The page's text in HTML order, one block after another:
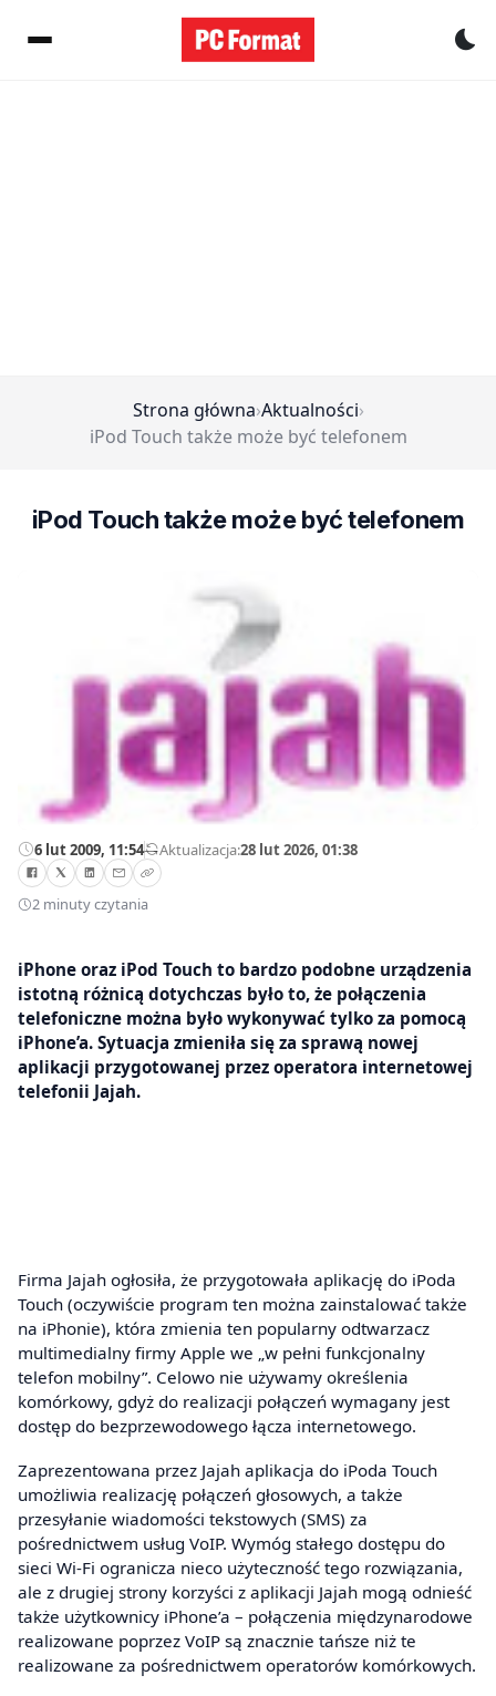
Strona główna›Aktualności›
iPod Touch także może być telefonem
iPod Touch także może być telefonem
6 lut 2009, 11:54—Aktualizacja:28 lut 2026, 01:38
2 minuty czytania
iPhone oraz iPod Touch to bardzo podobne urządzenia
istotną różnicą dotychczas było to, że połączenia
telefoniczne można było wykonywać tylko za pomocą
iPhone’a. Sytuacja zmieniła się za sprawą nowej
aplikacji przygotowanej przez operatora internetowej
telefonii Jajah.
Firma Jajah ogłosiła, że przygotowała aplikację do iPoda
Touch (oczywiście program ten można zainstalować także
na iPhonie), która zmienia ten popularny odtwarzacz
multimedialny firmy Apple we „w pełni funkcjonalny
telefon mobilny”. Celowo nie używamy określenia
komórkowy, gdyż do realizacji połączeń wymagany jest
dostęp do bezprzewodowego łącza internetowego.
Zaprezentowana przez Jajah aplikacja do iPoda Touch
umożliwia realizację połączeń głosowych, a także
przesyłanie wiadomości tekstowych (SMS) za
pośrednictwem usług VoIP. Wymóg stałego dostępu do
sieci Wi-Fi ogranicza nieco użyteczność tego rozwiązania,
ale z drugiej strony korzyści z aplikacji Jajah mogą odnieść
także użytkownicy iPhone’a – połączenia międzynarodowe
realizowane poprzez VoIP są znacznie tańsze niż te
realizowane za pośrednictwem operatorów komórkowych.